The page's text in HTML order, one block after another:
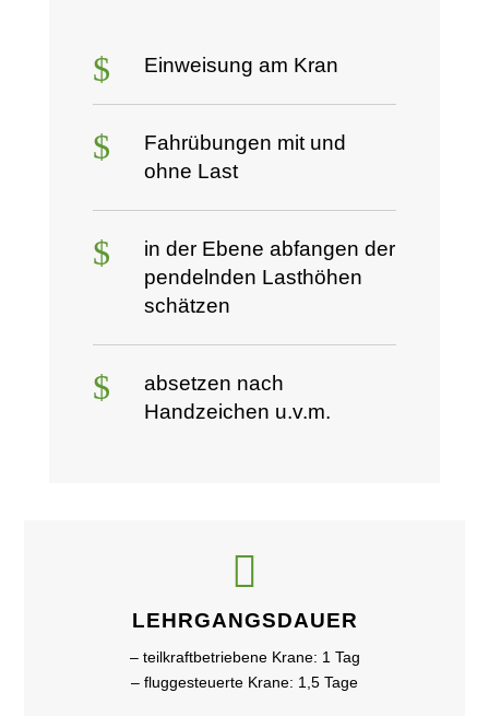
$ Einweisung am Kran
$
Fahrübungen mit und
ohne Last
$
in der Ebene abfangen der
pendelnden Lasthöhen
schätzen
$
absetzen nach
Handzeichen u.v.m.

LEHRGANGSDAUER
– teilkraftbetriebene Krane: 1 Tag
– fluggesteuerte Krane: 1,5 Tage